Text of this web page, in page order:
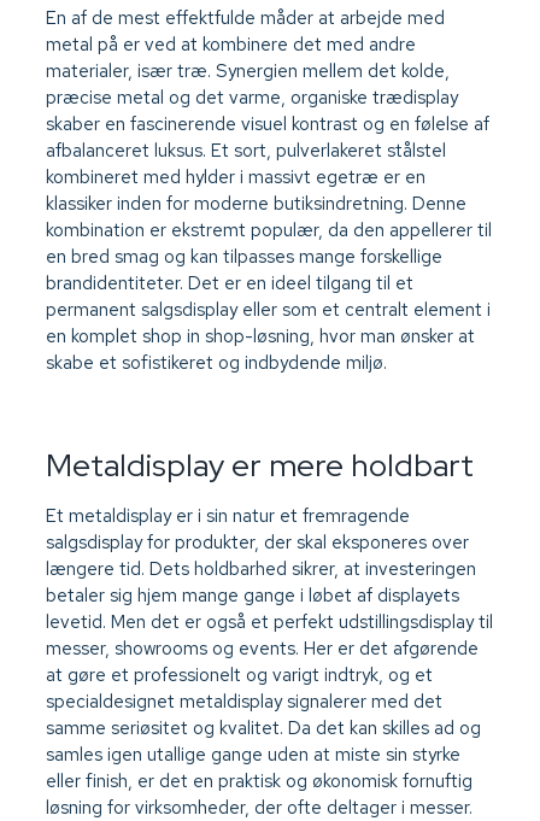
En af de mest effektfulde måder at arbejde med
metal på er ved at kombinere det med andre
materialer, især træ. Synergien mellem det kolde,
præcise metal og det varme, organiske trædisplay
skaber en fascinerende visuel kontrast og en følelse af
afbalanceret luksus. Et sort, pulverlakeret stålstel
kombineret med hylder i massivt egetræ er en
klassiker inden for moderne butiksindretning. Denne
kombination er ekstremt populær, da den appellerer til
en bred smag og kan tilpasses mange forskellige
brandidentiteter. Det er en ideel tilgang til et
permanent salgsdisplay eller som et centralt element i
en komplet shop in shop-løsning, hvor man ønsker at
skabe et sofistikeret og indbydende miljø.
Metaldisplay er mere holdbart
Et metaldisplay er i sin natur et fremragende
salgsdisplay for produkter, der skal eksponeres over
længere tid. Dets holdbarhed sikrer, at investeringen
betaler sig hjem mange gange i løbet af displayets
levetid. Men det er også et perfekt udstillingsdisplay til
messer, showrooms og events. Her er det afgørende
at gøre et professionelt og varigt indtryk, og et
specialdesignet metaldisplay signalerer med det
samme seriøsitet og kvalitet. Da det kan skilles ad og
samles igen utallige gange uden at miste sin styrke
eller finish, er det en praktisk og økonomisk fornuftig
løsning for virksomheder, der ofte deltager i messer.